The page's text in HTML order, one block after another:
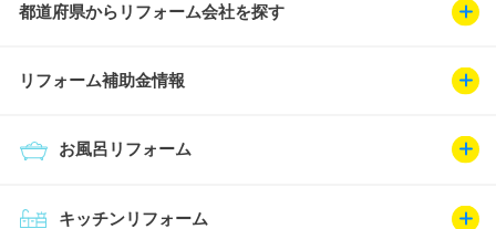
都道府県からリフォーム会社を探す
リフォーム補助金情報
キッチンリフォーム
お風呂リフォーム